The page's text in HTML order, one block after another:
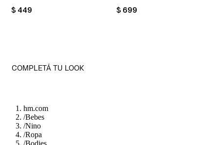
PRICE:
$ 449 PRICE:
$ 699
COMPLETÁ TU LOOK
hm.com
/Bebes
/Nino
/Ropa
/Bodies